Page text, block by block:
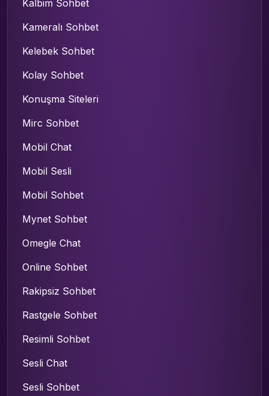
Kalbim Sohbet
Kameralı Sohbet
Kelebek Sohbet
Kolay Sohbet
Konuşma Siteleri
Mirc Sohbet
Mobil Chat
Mobil Sesli
Mobil Sohbet
Mynet Sohbet
Omegle Chat
Online Sohbet
Rakipsiz Sohbet
Rastgele Sohbet
Resimli Sohbet
Sesli Chat
Sesli Sohbet